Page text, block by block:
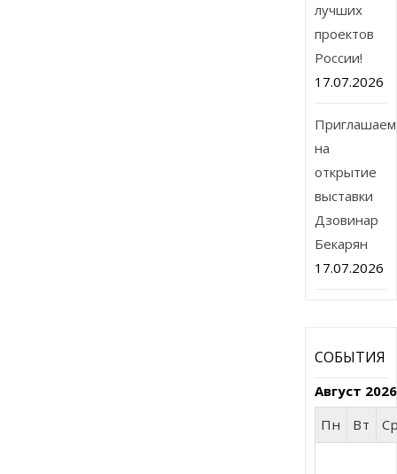
лучших
проектов
России!
17.07.2026
Приглашаем
на
открытие
выставки
Дзовинар
Бекарян
17.07.2026
СОБЫТИЯ
Август 2026
Пн
Вт